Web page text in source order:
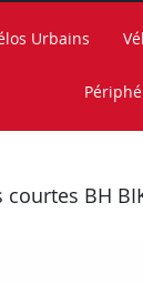
Urbains
BH